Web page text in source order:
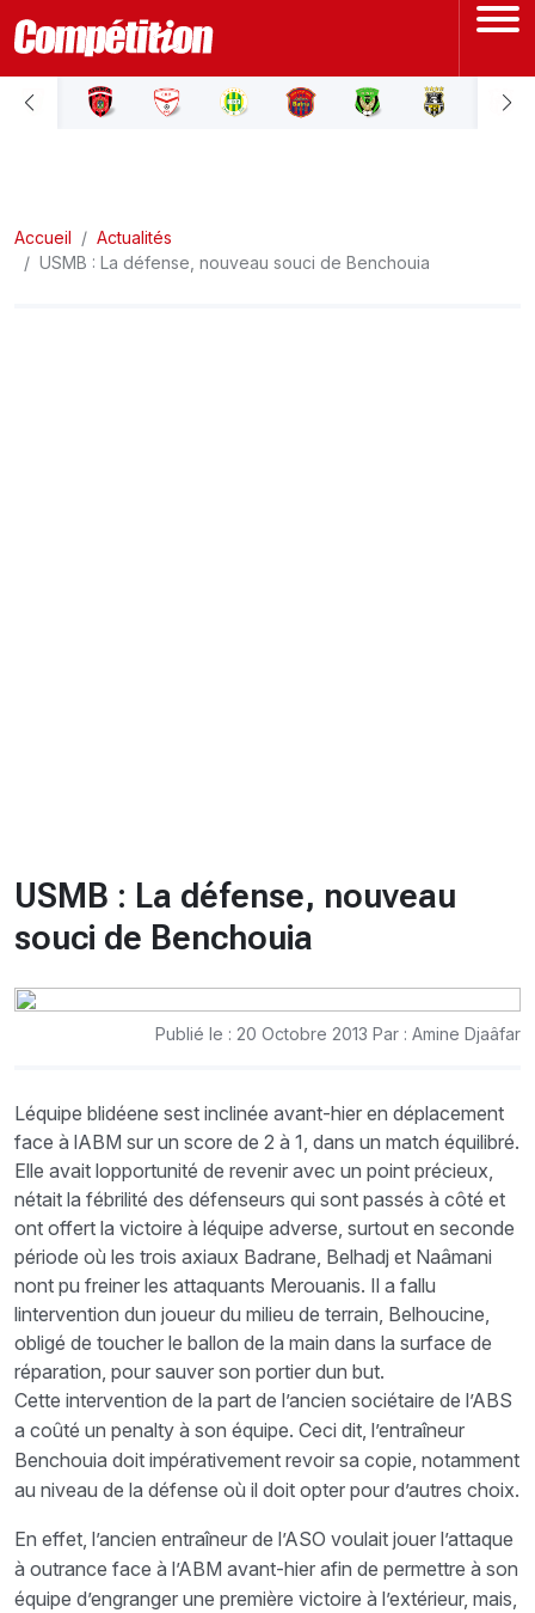
ACCUEIL
LIGUE 2
Accueil
Actualités
USMB : La défense, nouveau souci de Benchouia
USMB : La défense, nouveau
souci de Benchouia
Publié le : 20 Octobre 2013 Par : Amine Djaâfar
Léquipe blidéene sest inclinée avant-hier en déplacement
face à lABM sur un score de 2 à 1, dans un match équilibré.
Elle avait lopportunité de revenir avec un point précieux,
nétait la fébrilité des défenseurs qui sont passés à côté et
ont offert la victoire à léquipe adverse, surtout en seconde
période où les trois axiaux Badrane, Belhadj et Naâmani
nont pu freiner les attaquants Merouanis. Il a fallu
lintervention dun joueur du milieu de terrain, Belhoucine,
obligé de toucher le ballon de la main dans la surface de
réparation, pour sauver son portier dun but.
Cette intervention de la part de l’ancien sociétaire de l’ABS
a coûté un penalty à son équipe. Ceci dit, l’entraîneur
Benchouia doit impérativement revoir sa copie, notamment
au niveau de la défense où il doit opter pour d’autres choix.
En effet, l’ancien entraîneur de l’ASO voulait jouer l’attaque
à outrance face à l’ABM avant-hier afin de permettre à son
équipe d’engranger une première victoire à l’extérieur, mais,